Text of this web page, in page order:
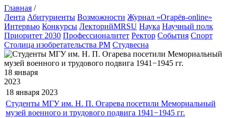
Главная /
Лента Абитуриенты Возможности Журнал «Огарёв-online»
Интервью Конкурсы ЛекторийMRSU Наука Научный полк
Приоритет 2030 Профессионалитет Ректор События Спорт
Столица изобретательства РМ Студвесна
18 января
2023
18 января 2023
Студенты МГУ им. Н. П. Огарева посетили Мемориальный
музей военного и трудового подвига 1941−1945 гг.